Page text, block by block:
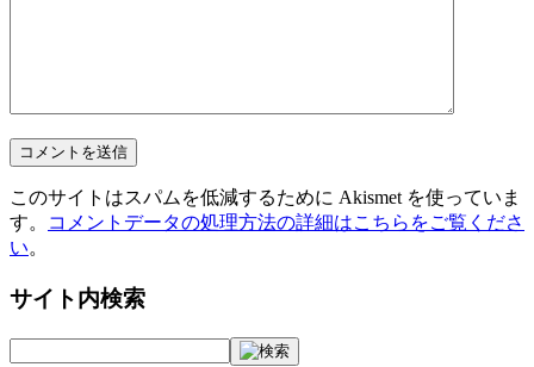
このサイトはスパムを低減するために Akismet を使っていま
す。
コメントデータの処理方法の詳細はこちらをご覧くださ
い。
サイト内検索